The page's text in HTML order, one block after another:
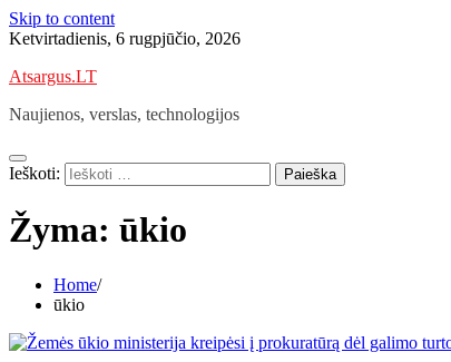
Skip to content
Ketvirtadienis, 6 rugpjūčio, 2026
Atsargus.LT
Naujienos, verslas, technologijos
Ieškoti:
Žyma: ūkio
Home
ūkio